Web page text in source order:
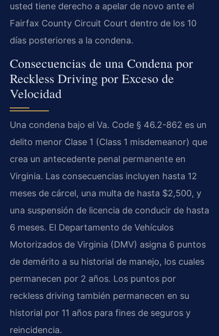
usted tiene derecho a apelar de novo ante el
Fairfax County Circuit Court dentro de los 10
días posteriores a la condena.
Consecuencias de una Condena por
Reckless Driving por Exceso de
Velocidad
Una condena bajo el Va. Code § 46.2-862 es un
delito menor Clase 1 (Class 1 misdemeanor) que
crea un antecedente penal permanente en
Virginia. Las consecuencias incluyen hasta 12
meses de cárcel, una multa de hasta $2,500, y
una suspensión de licencia de conducir de hasta
6 meses. El Departamento de Vehículos
Motorizados de Virginia (DMV) asigna 6 puntos
de demérito a su historial de manejo, los cuales
permanecen por 2 años. Los puntos por
reckless driving también permanecen en su
historial por 11 años para fines de seguros y
reincidencia.